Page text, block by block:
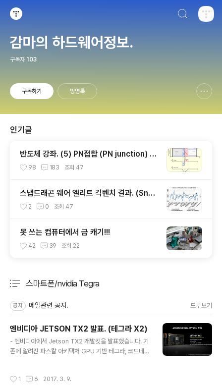
감마의 하드웨어정보.
구독자 103
구독하기 방명록
인기글
반도체 강좌. (5) PN접합 (PN junction) 개
념편.
98 183 조회 47
스냅드래곤 웨어 엘리트 긱벤치 결과. (Snap
dragon Wear Elite, SW6100?)
2 0 조회 47
못 쓰는 컴퓨터에서 금 캐기!!!
42 39 조회 22
스마트폰/nvidia Tegra
공지 메일관련 공지. 모두보기
엔비디아 JETSON TX2 발표. (테그라 X2)
- 엔비디아에서 Jetson TX2 개발킷을 발표했습니다. 기
존에 알려진 파스칼 아키텍처 GPU 기반 테그라, 코드네임
nver x2 + Cortex-A57 x4 파스칼 기반 GPU (256코
1 6 2017. 3. 9.